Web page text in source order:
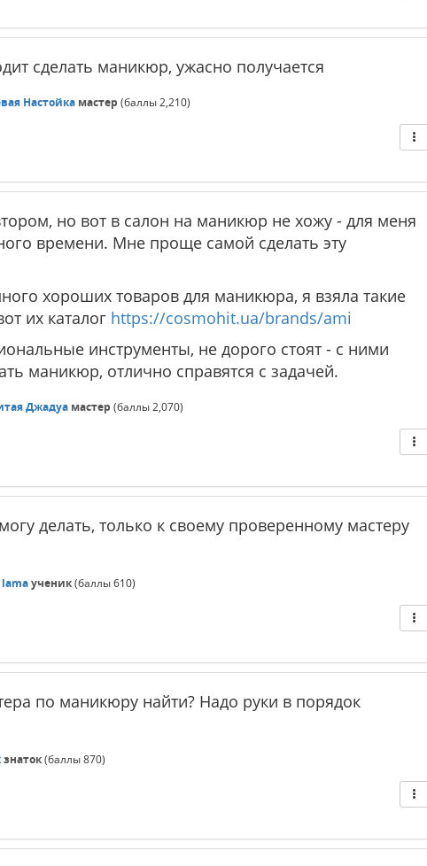
сделать маникюр, ужасно получается
Настойка мастер (баллы2,210)
но вот в салон на маникюр не хожу - для меня
времени. Мне проще самой сделать эту
хороших товаров для маникюра, я взяла такие
их каталог https://cosmohit.ua/brands/ami
инструменты, не дорого стоят - с ними
маникюр, отлично справятся с задачей.
Джадуа мастер (баллы2,070)
делать, только к своему проверенному мастеру
lamaученик(баллы610)
по маникюру найти? Надо руки в порядок
знаток(баллы870)